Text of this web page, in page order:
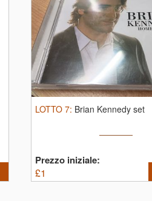
LOTTO 7: Brian Kennedy set
Prezzo iniziale:
£1